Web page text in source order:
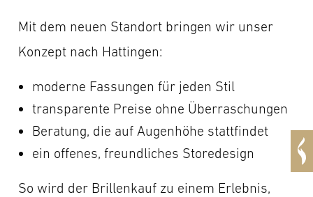
Mit dem neuen Standort bringen wir unser
Konzept nach Hattingen:
moderne Fassungen für jeden Stil
transparente Preise ohne Überraschungen
Beratung, die auf Augenhöhe stattfindet
ein offenes, freundliches Storedesign
So wird der Brillenkauf zu einem Erlebnis,